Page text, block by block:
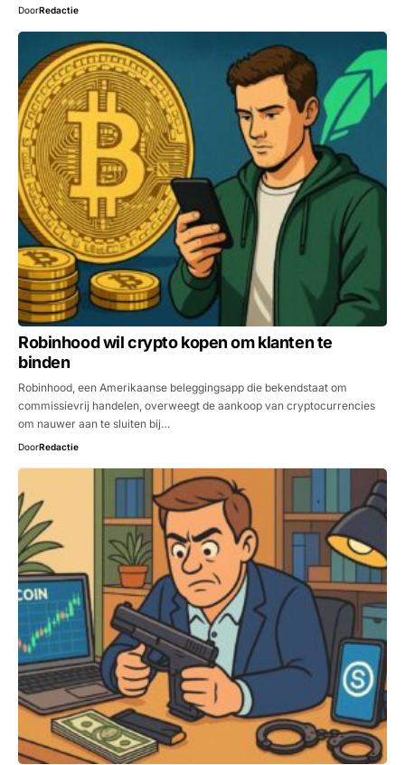
DoorRedactie
Robinhood wil crypto kopen om klanten te
binden
Robinhood, een Amerikaanse beleggingsapp die bekendstaat om
commissievrij handelen, overweegt de aankoop van cryptocurrencies
om nauwer aan te sluiten bij…
DoorRedactie